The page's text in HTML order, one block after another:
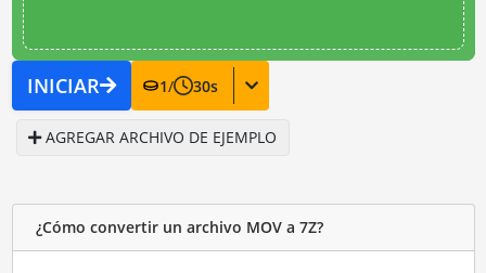
INICIAR 1/ 30s
AGREGAR ARCHIVO DE EJEMPLO
¿Cómo convertir un archivo MOV a 7Z?